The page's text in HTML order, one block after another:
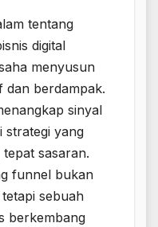
tentang
digital
menyusun
dan berdampak.
sinyal
strategi yang
sasaran.
funnel bukan
sebuah
berkembang